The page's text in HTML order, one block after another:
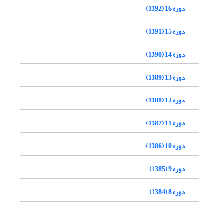
دوره 16 (1392)
دوره 15 (1391)
دوره 14 (1390)
دوره 13 (1389)
دوره 12 (1388)
دوره 11 (1387)
دوره 10 (1386)
دوره 9 (1385)
دوره 8 (1384)